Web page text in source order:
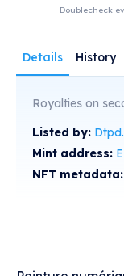
Doublecheck
Details History
Royalties on
Listed by:
Mint address:
NFT metadata: